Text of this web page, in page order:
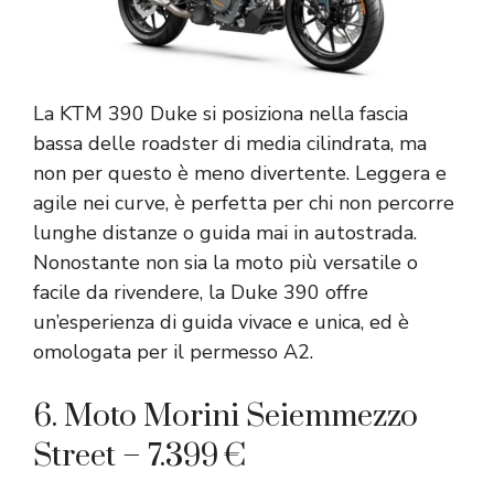
La KTM 390 Duke si posiziona nella fascia
bassa delle roadster di media cilindrata, ma
non per questo è meno divertente. Leggera e
agile nei curve, è perfetta per chi non percorre
lunghe distanze o guida mai in autostrada.
Nonostante non sia la moto più versatile o
facile da rivendere, la Duke 390 offre
un’esperienza di guida vivace e unica, ed è
omologata per il permesso A2.
6. Moto Morini Seiemmezzo
Street – 7.399 €